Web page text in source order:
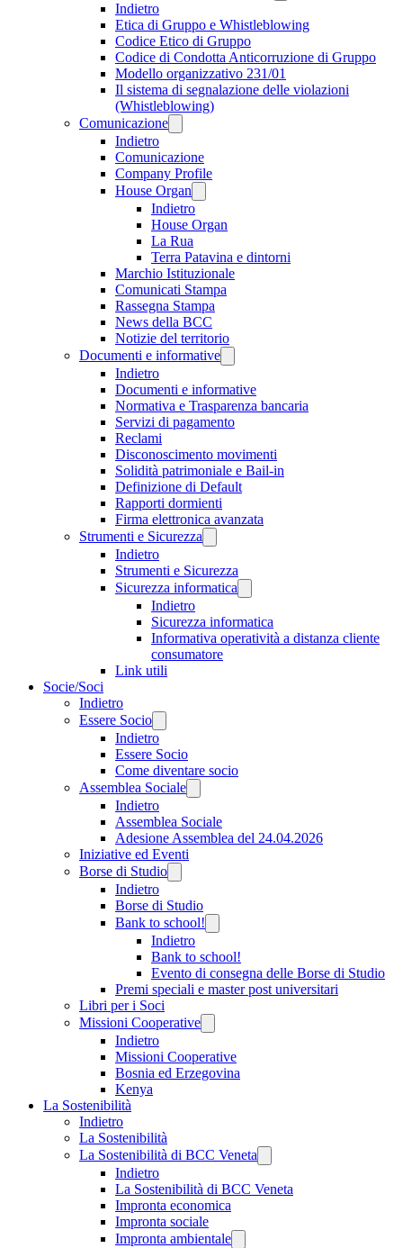
Indietro
Etica di Gruppo e Whistleblowing
Codice Etico di Gruppo
Codice di Condotta Anticorruzione di Gruppo
Modello organizzativo 231/01
Il sistema di segnalazione delle violazioni
(Whistleblowing)
Comunicazione
Indietro
Comunicazione
Company Profile
House Organ
Indietro
House Organ
La Rua
Terra Patavina e dintorni
Marchio Istituzionale
Comunicati Stampa
Rassegna Stampa
News della BCC
Notizie del territorio
Documenti e informative
Indietro
Documenti e informative
Normativa e Trasparenza bancaria
Servizi di pagamento
Reclami
Disconoscimento movimenti
Solidità patrimoniale e Bail-in
Definizione di Default
Rapporti dormienti
Firma elettronica avanzata
Strumenti e Sicurezza
Indietro
Strumenti e Sicurezza
Sicurezza informatica
Indietro
Sicurezza informatica
Informativa operatività a distanza cliente
consumatore
Link utili
Socie/Soci
Indietro
Essere Socio
Indietro
Essere Socio
Come diventare socio
Assemblea Sociale
Indietro
Assemblea Sociale
Adesione Assemblea del 24.04.2026
Iniziative ed Eventi
Borse di Studio
Indietro
Borse di Studio
Bank to school!
Indietro
Bank to school!
Evento di consegna delle Borse di Studio
Premi speciali e master post universitari
Libri per i Soci
Missioni Cooperative
Indietro
Missioni Cooperative
Bosnia ed Erzegovina
Kenya
La Sostenibilità
Indietro
La Sostenibilità
La Sostenibilità di BCC Veneta
Indietro
La Sostenibilità di BCC Veneta
Impronta economica
Impronta sociale
Impronta ambientale